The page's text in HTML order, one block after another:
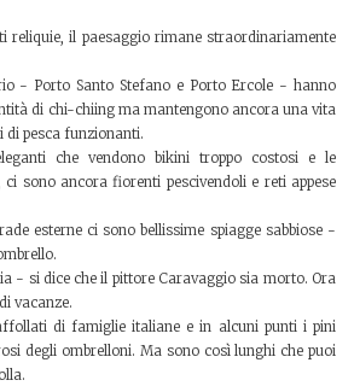
reliquie, il paesaggio rimane straordinariamente
- Porto Santo Stefano e Porto Ercole - hanno
di chi-chiing ma mantengono ancora una vita
di pesca funzionanti.
che vendono bikini troppo costosi e le
ci sono ancora fiorenti pescivendoli e reti appese
esterne ci sono bellissime spiagge sabbiose -
- si dice che il pittore Caravaggio sia morto. Ora
vacanze.
di famiglie italiane e in alcuni punti i pini
degli ombrelloni. Ma sono così lunghi che puoi